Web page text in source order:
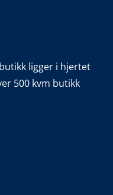
ligger i hjertet
500 kvm butikk